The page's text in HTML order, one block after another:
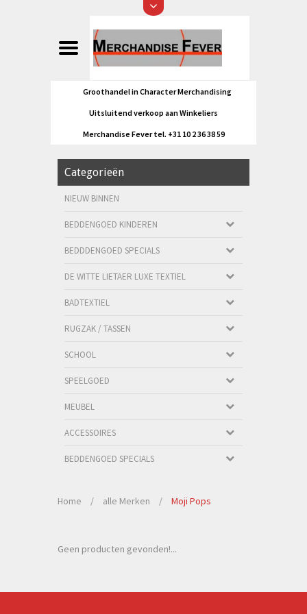
Groothandel in Character Merchandising
Uitsluitend verkoop aan Winkeliers
Merchandise Fever tel. +31 10 2 36 38 59
Categorieën
NIEUW BINNEN
BEDDENGOED KINDEREN
BEDDDENGOED SPECIALS
DE WITTE LIETAER LUXE TEXTIEL
BADTEXTIEL
RUGZAK / TASSEN
SCHOOL
SPEELGOED
MEUBEL
ACCESSOIRES
BEDDENGOED SPECIALS
Home / alle Merken / Moji Pops
Geen producten gevonden!...